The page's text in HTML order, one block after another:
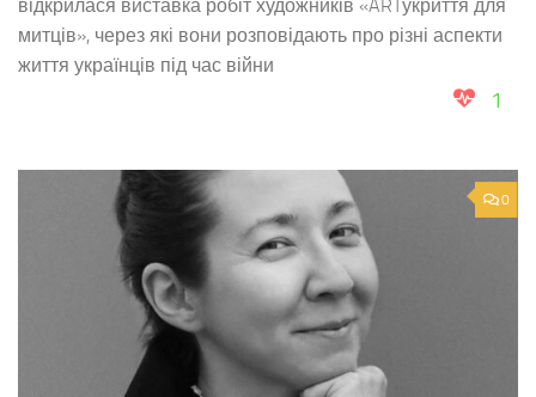
відкрилася виставка робіт художників «ARTукриття для
митців», через які вони розповідають про різні аспекти
життя українців під час війни
1
0